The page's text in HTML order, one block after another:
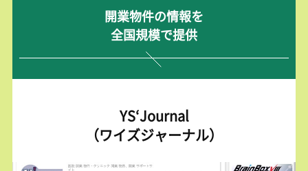
開業物件の情報を
全国規模で提供
YS‘Journal
（ワイズジャーナル）